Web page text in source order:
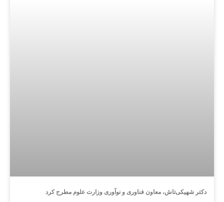
دکتر شهیکی‌تاش، معاون فناوری و نوآوری وزارت علوم مطرح کرد